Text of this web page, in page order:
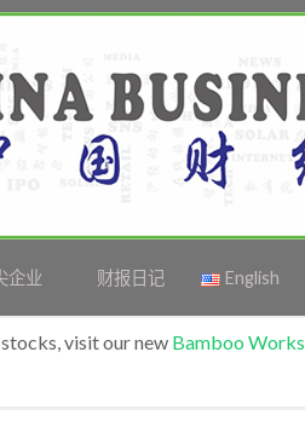
企业 财报日记 English
visit our new Bamboo Works